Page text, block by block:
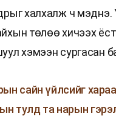
халхалж ч мэднэ.
төлөө хичээх
хэмээн сургасан
сайн үйлсийг
тулд та нарын